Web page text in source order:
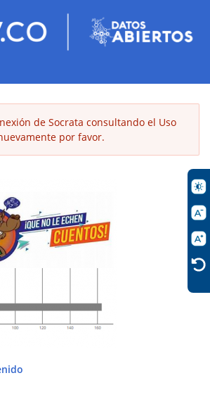
contenido
principal
de Socrata consultando el Uso
por favor.